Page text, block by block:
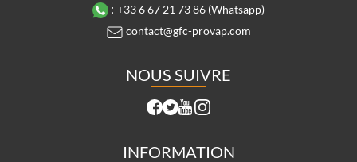
: +33 6 67 21 73 86 (Whatsapp)
contact@gfc-provap.com
NOUS SUIVRE
INFORMATION